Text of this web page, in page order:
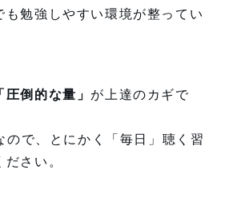
も勉強しやすい環境が整ってい
「圧倒的な量」 が上達のカギで
ので、とにかく「毎日」聴く習
さい。